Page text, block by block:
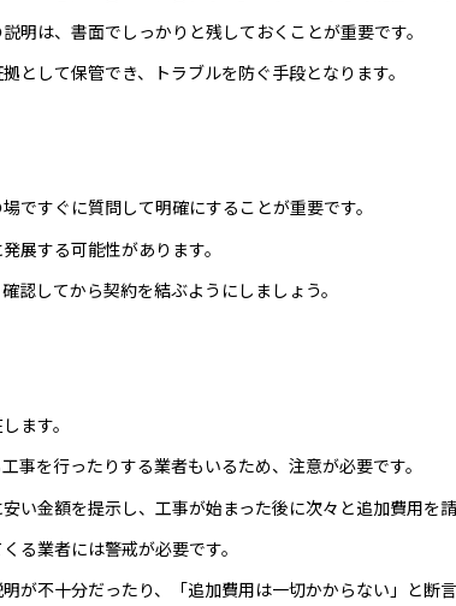
明は、書面でしっかりと残しておくことが重要です。
として保管でき、トラブルを防ぐ手段となります。
ですぐに質問して明確にすることが重要です。
展する可能性があります。
認してから契約を結ぶようにしましょう。
ます。
事を行ったりする業者もいるため、注意が必要です。
い金額を提示し、工事が始まった後に次々と追加費用を請
る業者には警戒が必要です。
が不十分だったり、「追加費用は一切かからない」と断